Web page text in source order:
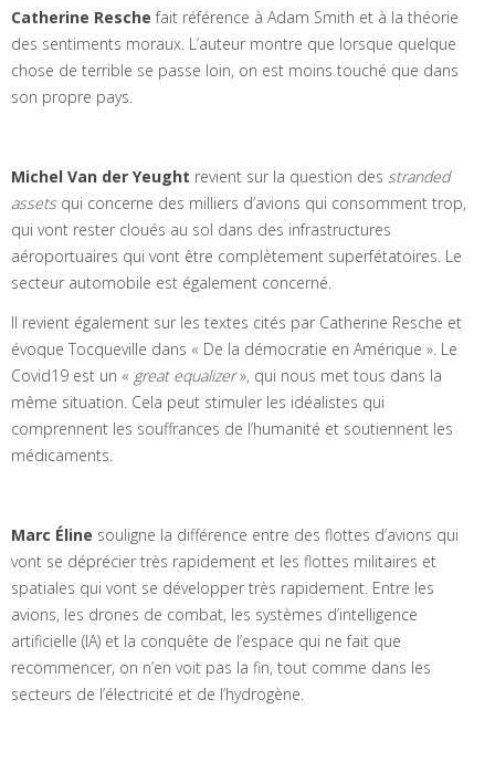
Catherine Resche fait référence à Adam Smith et à la théorie
des sentiments moraux. L’auteur montre que lorsque quelque
chose de terrible se passe loin, on est moins touché que dans
son propre pays.
Michel Van der Yeught revient sur la question des stranded
assets qui concerne des milliers d’avions qui consomment trop,
qui vont rester cloués au sol dans des infrastructures
aéroportuaires qui vont être complètement superfétatoires. Le
secteur automobile est également concerné.
Il revient également sur les textes cités par Catherine Resche et
évoque Tocqueville dans « De la démocratie en Amérique ». Le
Covid19 est un « great equalizer», qui nous met tous dans la
même situation. Cela peut stimuler les idéalistes qui
comprennent les souffrances de l’humanité et soutiennent les
médicaments.
Marc Éline souligne la différence entre des flottes d’avions qui
vont se déprécier très rapidement et les flottes militaires et
spatiales qui vont se développer très rapidement. Entre les
avions, les drones de combat, les systèmes d’intelligence
artificielle (IA) et la conquête de l’espace qui ne fait que
recommencer, on n’en voit pas la fin, tout comme dans les
secteurs de l’électricité et de l’hydrogène.